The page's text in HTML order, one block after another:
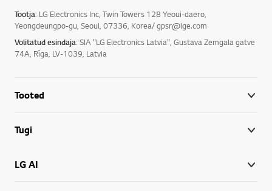
Tootja: LG Electronics Inc, Twin Towers 128 Yeoui-daero,
Yeongdeungpo-gu, Seoul, 07336, Korea/ gpsr@lge.com
Volitatud esindaja: SIA "LG Electronics Latvia", Gustava Zemgala gatve
74A, Rīga, LV-1039, Latvia
Tooted
Tugi
LG AI